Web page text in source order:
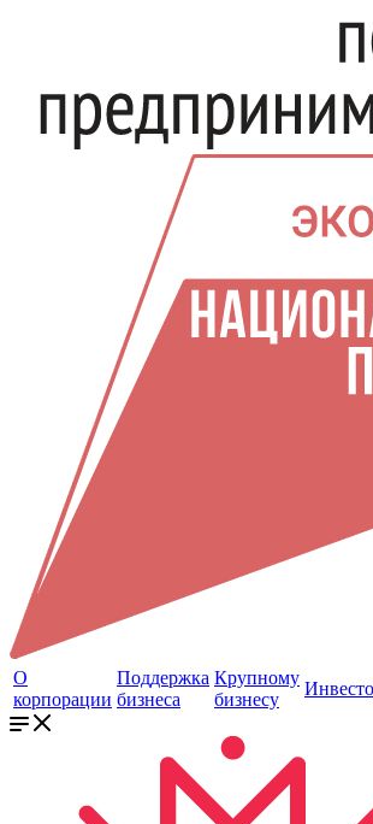
О
корпорации
Поддержка
бизнеса
Крупному
бизнесу